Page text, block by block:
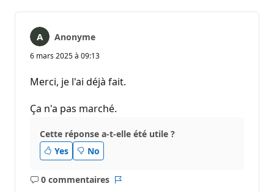
Anonyme
6 mars 2025 à 09:13
Merci, je l'ai déjà fait.
Ça n'a pas marché.
Cette réponse a-t-elle été utile ?
Yes
No
0 commentaires
Aucun